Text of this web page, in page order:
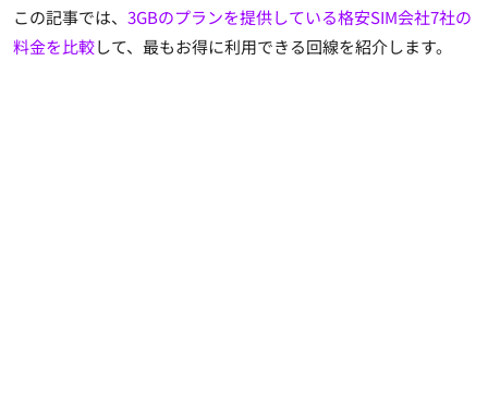
この記事では、 3GBのプランを提供している格安SIM会社7社の
料金を比較して、 最もお得に利用できる回線を紹介します。